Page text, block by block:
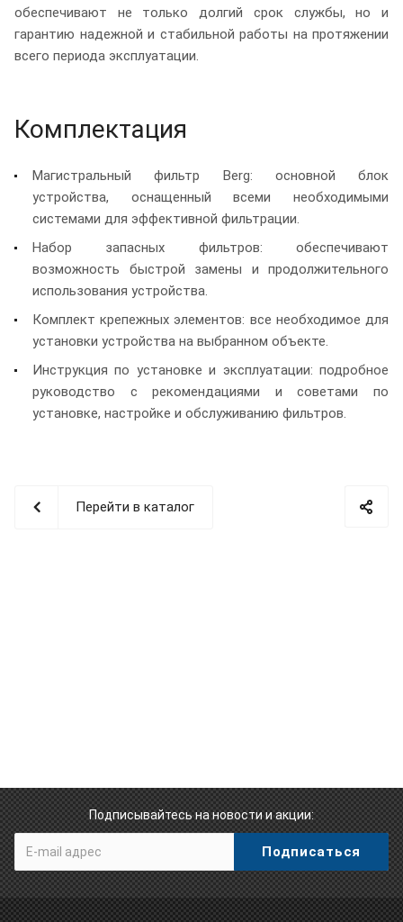
обеспечивают не только долгий срок службы, но и
гарантию надежной и стабильной работы на протяжении
всего периода эксплуатации.
Комплектация
Магистральный фильтр Berg: основной блок
устройства, оснащенный всеми необходимыми
системами для эффективной фильтрации.
Набор запасных фильтров: обеспечивают
возможность быстрой замены и продолжительного
использования устройства.
Комплект крепежных элементов: все необходимое для
установки устройства на выбранном объекте.
Инструкция по установке и эксплуатации: подробное
руководство с рекомендациями и советами по
установке, настройке и обслуживанию фильтров.
Перейти в каталог
Подписывайтесь на новости и акции: